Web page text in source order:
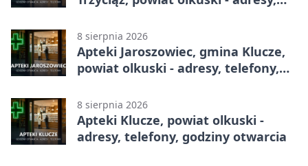
8 sierpnia 2026
Apteki Jaroszowiec, gmina Klucze,
powiat olkuski - adresy, telefony,
8 sierpnia 2026
Apteki Klucze, powiat olkuski -
adresy, telefony, godziny otwarcia